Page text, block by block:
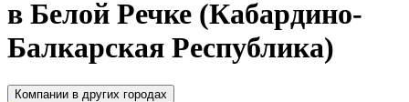
в Белой Речке (Кабардино-
Балкарская Республика)
Компании в других городах